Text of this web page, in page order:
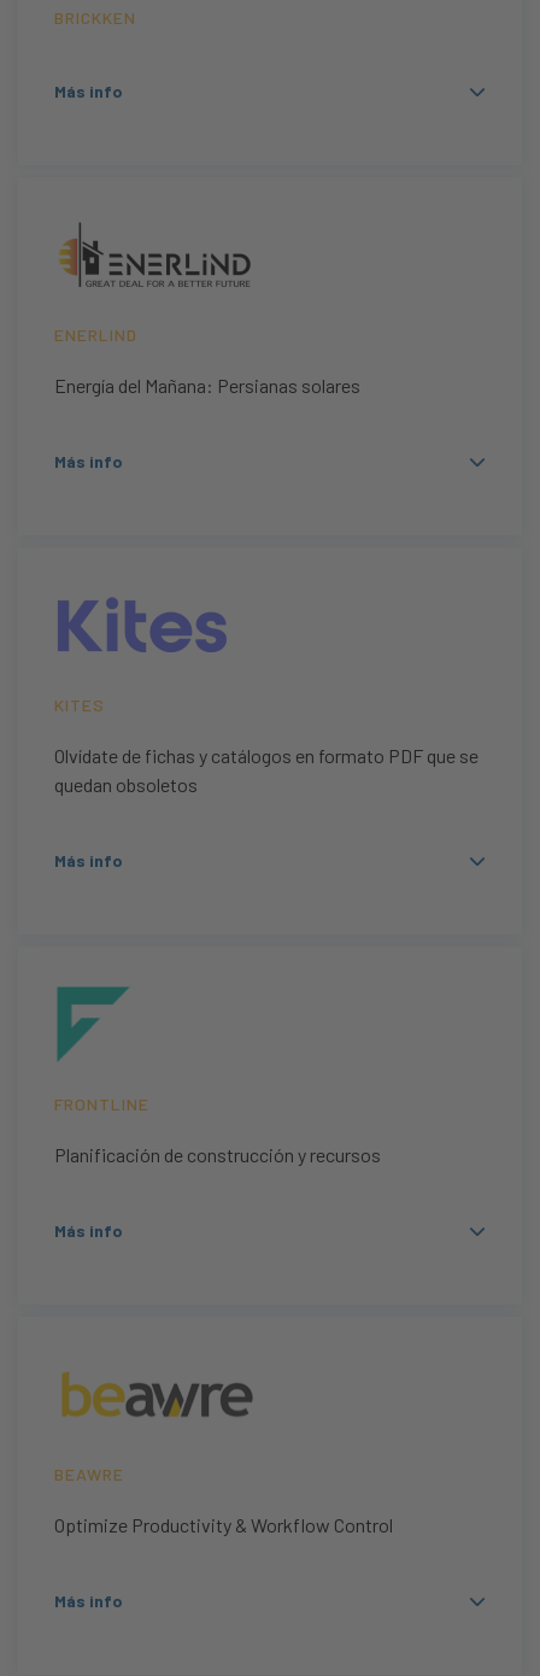
BRICKKEN
Más info
ENERLIND
Energía del Mañana: Persianas solares
Más info
KITES
Olvídate de fichas y catálogos en formato PDF que se
quedan obsoletos
Más info
FRONTLINE
Planificación de construcción y recursos
Más info
BEAWRE
Optimize Productivity & Workflow Control
Más info